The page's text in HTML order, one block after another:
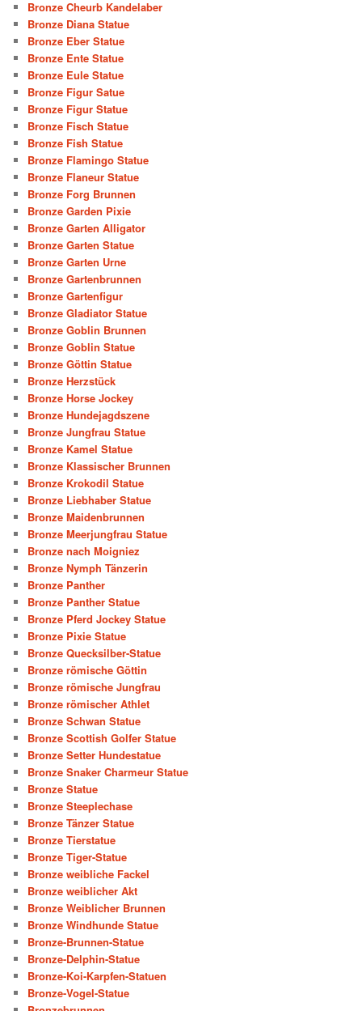
Bronze Cheurb Kandelaber
Bronze Diana Statue
Bronze Eber Statue
Bronze Ente Statue
Bronze Eule Statue
Bronze Figur Satue
Bronze Figur Statue
Bronze Fisch Statue
Bronze Fish Statue
Bronze Flamingo Statue
Bronze Flaneur Statue
Bronze Forg Brunnen
Bronze Garden Pixie
Bronze Garten Alligator
Bronze Garten Statue
Bronze Garten Urne
Bronze Gartenbrunnen
Bronze Gartenfigur
Bronze Gladiator Statue
Bronze Goblin Brunnen
Bronze Goblin Statue
Bronze Göttin Statue
Bronze Herzstück
Bronze Horse Jockey
Bronze Hundejagdszene
Bronze Jungfrau Statue
Bronze Kamel Statue
Bronze Klassischer Brunnen
Bronze Krokodil Statue
Bronze Liebhaber Statue
Bronze Maidenbrunnen
Bronze Meerjungfrau Statue
Bronze nach Moigniez
Bronze Nymph Tänzerin
Bronze Panther
Bronze Panther Statue
Bronze Pferd Jockey Statue
Bronze Pixie Statue
Bronze Quecksilber-Statue
Bronze römische Göttin
Bronze römische Jungfrau
Bronze römischer Athlet
Bronze Schwan Statue
Bronze Scottish Golfer Statue
Bronze Setter Hundestatue
Bronze Snaker Charmeur Statue
Bronze Statue
Bronze Steeplechase
Bronze Tänzer Statue
Bronze Tierstatue
Bronze Tiger-Statue
Bronze weibliche Fackel
Bronze weiblicher Akt
Bronze Weiblicher Brunnen
Bronze Windhunde Statue
Bronze-Brunnen-Statue
Bronze-Delphin-Statue
Bronze-Koi-Karpfen-Statuen
Bronze-Vogel-Statue